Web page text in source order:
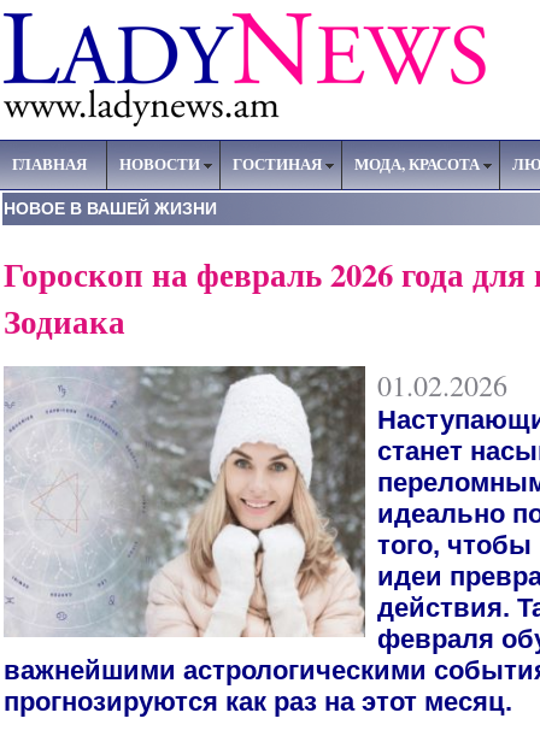
ГЛАВНАЯ НОВОСТИ ГОСТИНАЯ МОДА, КРАСОТА
НОВОЕ В ВАШЕЙ ЖИЗНИ
Гороскоп на февраль 2026 года для
Зодиака
01.02.2026
станет
идеально
того,
идеи
действия.
февраля
важнейшими астрологическими
прогнозируются как раз на этот месяц.